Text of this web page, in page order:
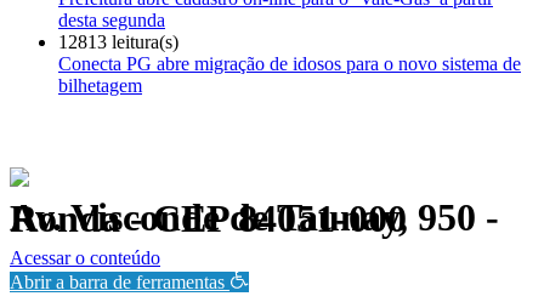
desta segunda
12813 leitura(s)
Conecta PG abre migração de idosos para o novo sistema de
bilhetagem
Av. Visconde de Taunay, 950 - Ronda - CEP 84051-000
Política de Privacidade.
Acessar o conteúdo
Abrir a barra de ferramentas